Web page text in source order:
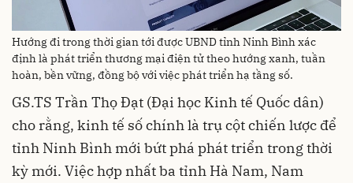
Hướng đi trong thời gian tới được UBND tỉnh Ninh Bình xác
định là phát triển thương mại điện tử theo hướng xanh, tuần
hoàn, bền vững, đồng bộ với việc phát triển hạ tầng số.
GS.TS Trần Thọ Đạt (Đại học Kinh tế Quốc dân)
cho rằng, kinh tế số chính là trụ cột chiến lược để
tỉnh Ninh Bình mới bứt phá phát triển trong thời
kỳ mới. Việc hợp nhất ba tỉnh Hà Nam, Nam